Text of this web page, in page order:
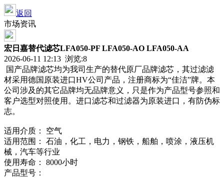
返回
市场资讯
宏日嘉替代滤芯LFA050-PF LFA050-AO LFA050-AA
2026-06-11 12:13 浏览:8
国产品牌滤芯均为我司生产的替代原厂品牌滤芯，其过滤滤
材采用德国原装进口HV公司产品，注册商标为“佳洁”牌。本
公司涉及的其它品牌均无品牌意义，只是作为产品型号参照和
客户选型对照使用。进口滤芯和过滤器为原装进口，有防伪标
志。
适用介质： 空气
适用范围： 石油，化工，电力，钢铁，船舶，喷涂，液压机
械，汽车等行业
使用寿命： 8000小时
产品型号：